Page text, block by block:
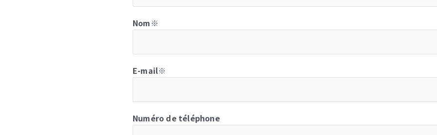
Nom※
E-mail※
Numéro de téléphone